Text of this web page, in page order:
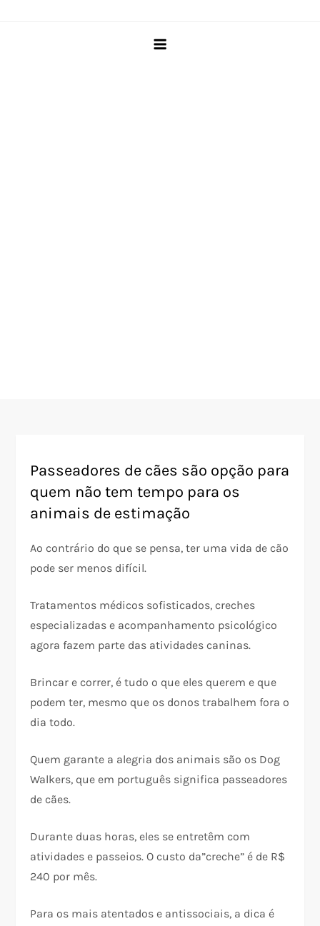
Passeadores de cães são opção para
quem não tem tempo para os
animais de estimação
Ao contrário do que se pensa, ter uma vida de cão
pode ser menos difícil.
Tratamentos médicos sofisticados, creches
especializadas e acompanhamento psicológico
agora fazem parte das atividades caninas.
Brincar e correr, é tudo o que eles querem e que
podem ter, mesmo que os donos trabalhem fora o
dia todo.
Quem garante a alegria dos animais são os Dog
Walkers, que em português significa passeadores
de cães.
Durante duas horas, eles se entretêm com
atividades e passeios. O custo da”creche” é de R$
240 por mês.
Para os mais atentados e antissociais, a dica é